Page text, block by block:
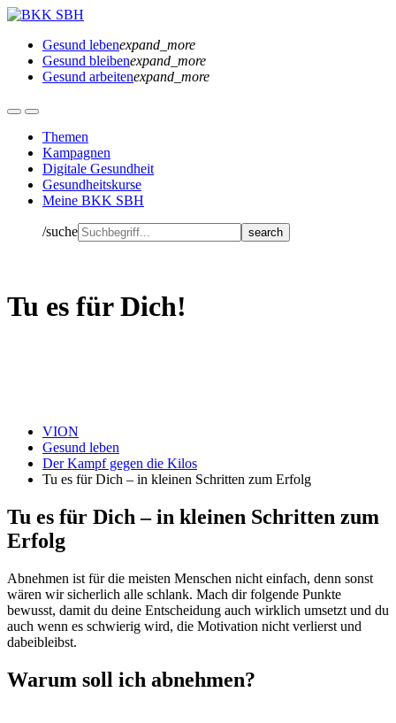
Gesund lebenexpand_more
Gesund bleibenexpand_more
Gesund arbeitenexpand_more
Themen
Kampagnen
Digitale Gesundheit
Gesundheitskurse
Meine BKK SBH
/suche
Tu es für Dich!
VION
Gesund leben
Der Kampf gegen die Kilos
Tu es für Dich – in kleinen Schritten zum Erfolg
Tu es für Dich – in kleinen Schritten zum
Erfolg
Abnehmen ist für die meisten Menschen nicht einfach, denn sonst
wären wir sicherlich alle schlank. Mach dir folgende Punkte
bewusst, damit du deine Entscheidung auch wirklich umsetzt und du
auch wenn es schwierig wird, die Motivation nicht verlierst und
dabeibleibst.
Warum soll ich abnehmen?